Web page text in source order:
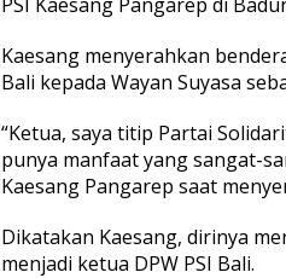
a
n
a
a
t
b
g
i
Kaesang menyerahkan
Bali kepada Wayan Suyasa
“Ketua, saya titip Partai
punya manfaat yang sangat-
Kaesang Pangarep saat
Dikatakan Kaesang, dirinya
menjadi ketua DPW PSI Bali.